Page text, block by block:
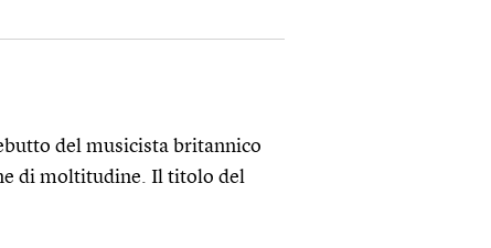
del musicista britannico
di moltitudine. Il titolo del